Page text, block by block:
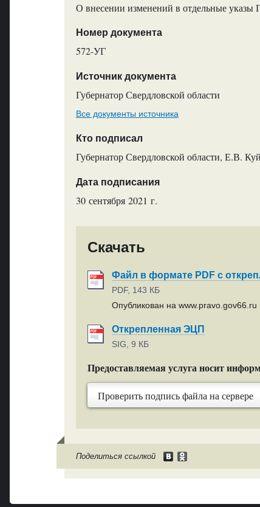
О внесении изменений в отдельные указы
Номер документа
572-УГ
Источник документа
Губернатор Свердловской области
Все документы источника
Кто подписал
Губернатор Свердловской области, Е.В.
Дата подписания
30 сентября 2021 г.
Скачать
Файл в формате PDF с
PDF, 143 КБ
Опубликован на www.pravo.gov66.ru
Открепленная ЭЦП
SIG, 9 КБ
Предоставляемая услуга носит
Проверить подпись файла на сервере
Поделиться ссылкой